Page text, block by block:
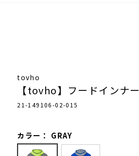
tovho
【tovho】フードインナー
21-149106-02-015
カラー： GRAY